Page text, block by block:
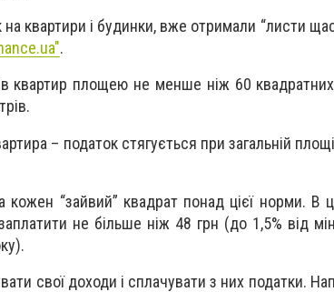
на квартири і будинки, вже отримали “листи
.
квартир площею не менше ніж 60 квадратних
– податок стягується при загальній
кожен “зайвий” квадрат понад цієї норми. В
не більше ніж 48 грн (до 1,5% від
свої доходи і сплачувати з них податки.